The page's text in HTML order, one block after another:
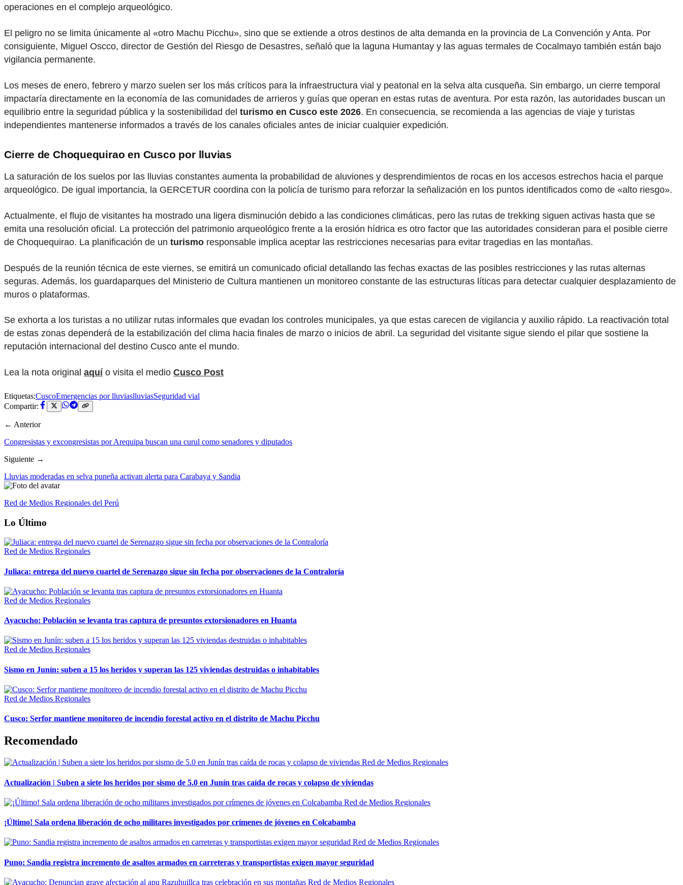
operaciones en el complejo arqueológico.
El peligro no se limita únicamente al «otro Machu Picchu», sino que se extiende a otros destinos de alta demanda en la provincia de La Convención y Anta. Por
consiguiente, Miguel Oscco, director de Gestión del Riesgo de Desastres, señaló que la laguna Humantay y las aguas termales de Cocalmayo también están bajo
vigilancia permanente.
Los meses de enero, febrero y marzo suelen ser los más críticos para la infraestructura vial y peatonal en la selva alta cusqueña. Sin embargo, un cierre temporal
impactaría directamente en la economía de las comunidades de arrieros y guías que operan en estas rutas de aventura. Por esta razón, las autoridades buscan un
equilibrio entre la seguridad pública y la sostenibilidad del turismo en Cusco este 2026. En consecuencia, se recomienda a las agencias de viaje y turistas
independientes mantenerse informados a través de los canales oficiales antes de iniciar cualquier expedición.
Cierre de Choquequirao en Cusco por lluvias
La saturación de los suelos por las lluvias constantes aumenta la probabilidad de aluviones y desprendimientos de rocas en los accesos estrechos hacia el parque
arqueológico. De igual importancia, la GERCETUR coordina con la policía de turismo para reforzar la señalización en los puntos identificados como de «alto riesgo».
Actualmente, el flujo de visitantes ha mostrado una ligera disminución debido a las condiciones climáticas, pero las rutas de trekking siguen activas hasta que se
emita una resolución oficial. La protección del patrimonio arqueológico frente a la erosión hídrica es otro factor que las autoridades consideran para el posible cierre
de Choquequirao. La planificación de un turismo responsable implica aceptar las restricciones necesarias para evitar tragedias en las montañas.
Después de la reunión técnica de este viernes, se emitirá un comunicado oficial detallando las fechas exactas de las posibles restricciones y las rutas alternas
seguras. Además, los guardaparques del Ministerio de Cultura mantienen un monitoreo constante de las estructuras líticas para detectar cualquier desplazamiento de
muros o plataformas.
Se exhorta a los turistas a no utilizar rutas informales que evadan los controles municipales, ya que estas carecen de vigilancia y auxilio rápido. La reactivación total
de estas zonas dependerá de la estabilización del clima hacia finales de marzo o inicios de abril. La seguridad del visitante sigue siendo el pilar que sostiene la
reputación internacional del destino Cusco ante el mundo.
Lea la nota original aquío visita el medio Cusco Post
Etiquetas:CuscoEmergencias por lluviaslluviasSeguridad vial
Compartir:
← Anterior
Congresistas y excongresistas por Arequipa buscan una curul como senadores y diputados
Siguiente →
Lluvias moderadas en selva puneña activan alerta para Carabaya y Sandia
Red de Medios Regionales del Perú
Lo Último
Red de Medios Regionales
Juliaca: entrega del nuevo cuartel de Serenazgo sigue sin fecha por observaciones de la Contraloría
Red de Medios Regionales
Ayacucho: Población se levanta tras captura de presuntos extorsionadores en Huanta
Red de Medios Regionales
Sismo en Junín: suben a 15 los heridos y superan las 125 viviendas destruidas o inhabitables
Red de Medios Regionales
Cusco: Serfor mantiene monitoreo de incendio forestal activo en el distrito de Machu Picchu
Recomendado
Red de Medios Regionales
Actualización | Suben a siete los heridos por sismo de 5.0 en Junín tras caída de rocas y colapso de viviendas
Red de Medios Regionales
¡Último! Sala ordena liberación de ocho militares investigados por crímenes de jóvenes en Colcabamba
Red de Medios Regionales
Puno: Sandia registra incremento de asaltos armados en carreteras y transportistas exigen mayor seguridad
Red de Medios Regionales